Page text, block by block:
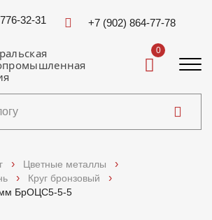
32-31 +7 (902) 864-77-78
0
Цветные металлы
Круг бронзовый
мм БрОЦС5-5-5